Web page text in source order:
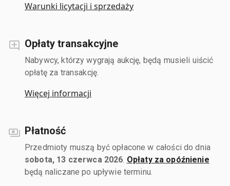
Warunki licytacji i sprzedaży
Opłaty transakcyjne
Nabywcy, którzy wygrają aukcję, będą musieli uiścić
opłatę za transakcję.
Więcej informacji
Płatność
Przedmioty muszą być opłacone w całości do dnia
sobota, 13 czerwca 2026 Opłaty za opóźnienie
będą naliczane po upływie terminu.